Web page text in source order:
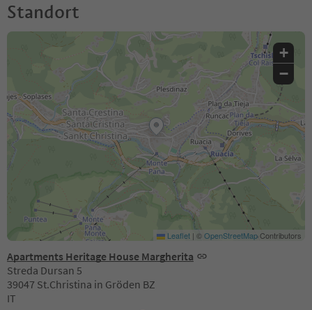
Standort
Apartments Heritage House Margherita
Streda Dursan 5
39047 St.Christina in Gröden BZ
IT
+
−
Leaflet | ©OpenStreetMapContributors